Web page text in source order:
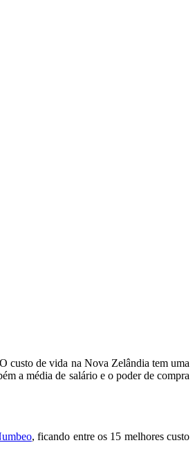
custo de vida na Nova Zelândia tem uma
a média de salário e o poder de compra
, ficando entre os 15 melhores custo